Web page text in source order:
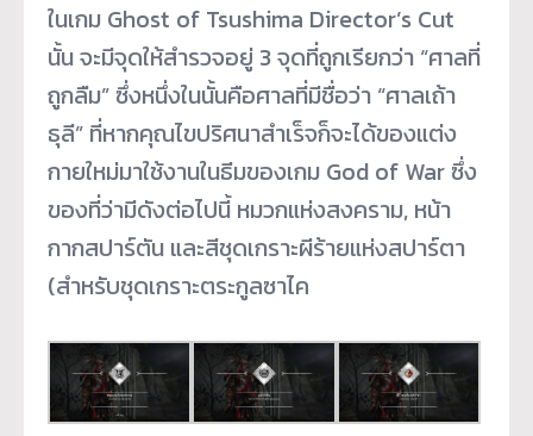
ในเกม Ghost of Tsushima Director’s Cut
นั้น จะมีจุดให้สำรวจอยู่ 3 จุดที่ถูกเรียกว่า “ศาลที่
ถูกลืม” ซึ่งหนึ่งในนั้นคือศาลที่มีชื่อว่า “ศาลเถ้า
ธุลี” ที่หากคุณไขปริศนาสำเร็จก็จะได้ของแต่ง
กายใหม่มาใช้งานในธีมของเกม God of War ซึ่ง
ของที่ว่ามีดังต่อไปนี้ หมวกแห่งสงคราม, หน้า
กากสปาร์ตัน และสีชุดเกราะผีร้ายแห่งสปาร์ตา
(สำหรับชุดเกราะตระกูลซาไค